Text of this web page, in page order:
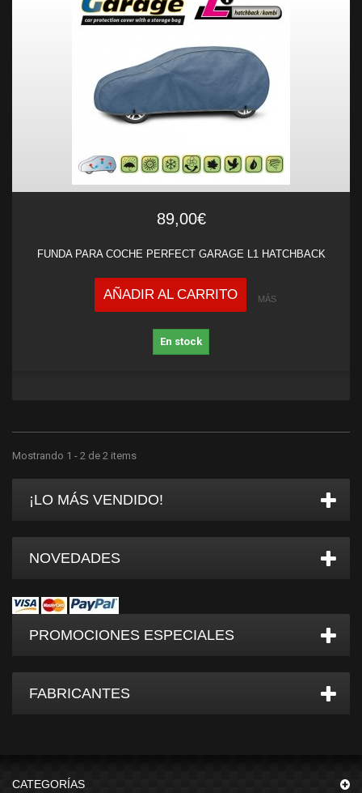
89,00€
FUNDA PARA COCHE PERFECT GARAGE L1 HATCHBACK
AÑADIR AL CARRITO MÁS
En stock
Mostrando 1 - 2 de 2 items
¡LO MÁS VENDIDO!
NOVEDADES
PROMOCIONES ESPECIALES
FABRICANTES
CATEGORÍAS